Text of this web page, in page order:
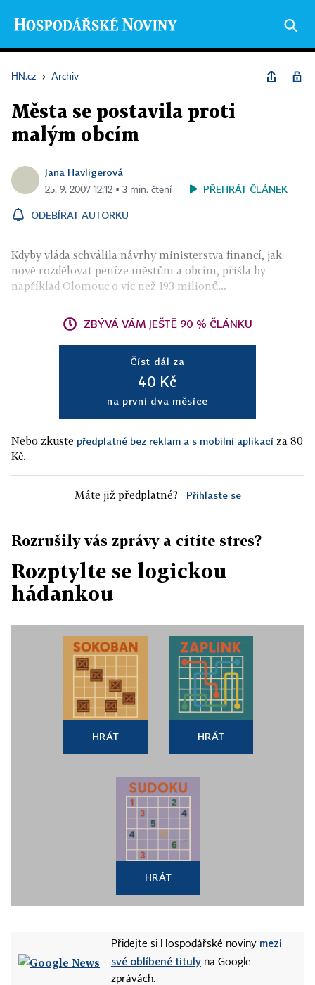
HN.cz › Archiv
Města se postavila proti
malým obcím
Jana Havligerová
25. 9. 2007 12:12 ▪ 3 min. čtení PŘEHRÁT ČLÁNEK
ODEBÍRAT AUTORKU
Kdyby vláda schválila návrhy ministerstva financí, jak
nově rozdělovat peníze městům a obcím, přišla by
například Olomouc o víc než 193 milionů...
ZBÝVÁ VÁM JEŠTĚ 90 % ČLÁNKU
Číst dál za
40 Kč
na první dva měsíce
Nebo zkuste předplatné bez reklam a s mobilní aplikací za 80
Kč.
Máte již předplatné? Přihlaste se
Rozrušily vás zprávy a cítíte stres?
Rozptylte se logickou
hádankou
HRÁT HRÁT
HRÁT
Přidejte si Hospodářské noviny mezi
své oblíbené tituly na Google
zprávách.